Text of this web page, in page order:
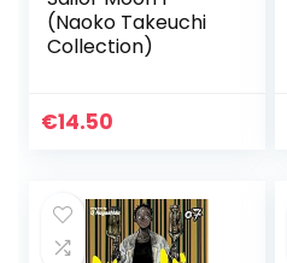
(Naoko Takeuchi
Collection)
€14.50